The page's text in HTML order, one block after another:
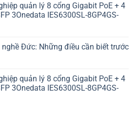
quản lý 8 cổng Gigabit PoE + 4
3Onedata IES6300SL-8GP4GS-
Đức: Những điều cần biết trước
quản lý 8 cổng Gigabit PoE + 4
3Onedata IES6300SL-8GP4GS-